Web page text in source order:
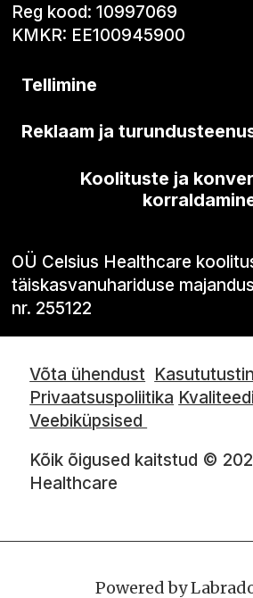
Reg kood: 10997069
KMKR: EE100945900
Tellimine
Reklaam ja
Koolituste ja
OÜ Celsius Healthcare
täiskasvanuhariduse
nr. 255122
Võta ühendust
Privaatsuspoliitika
Veebiküpsised
Kõik õigused kaitstud ©
Healthcare
Powered by